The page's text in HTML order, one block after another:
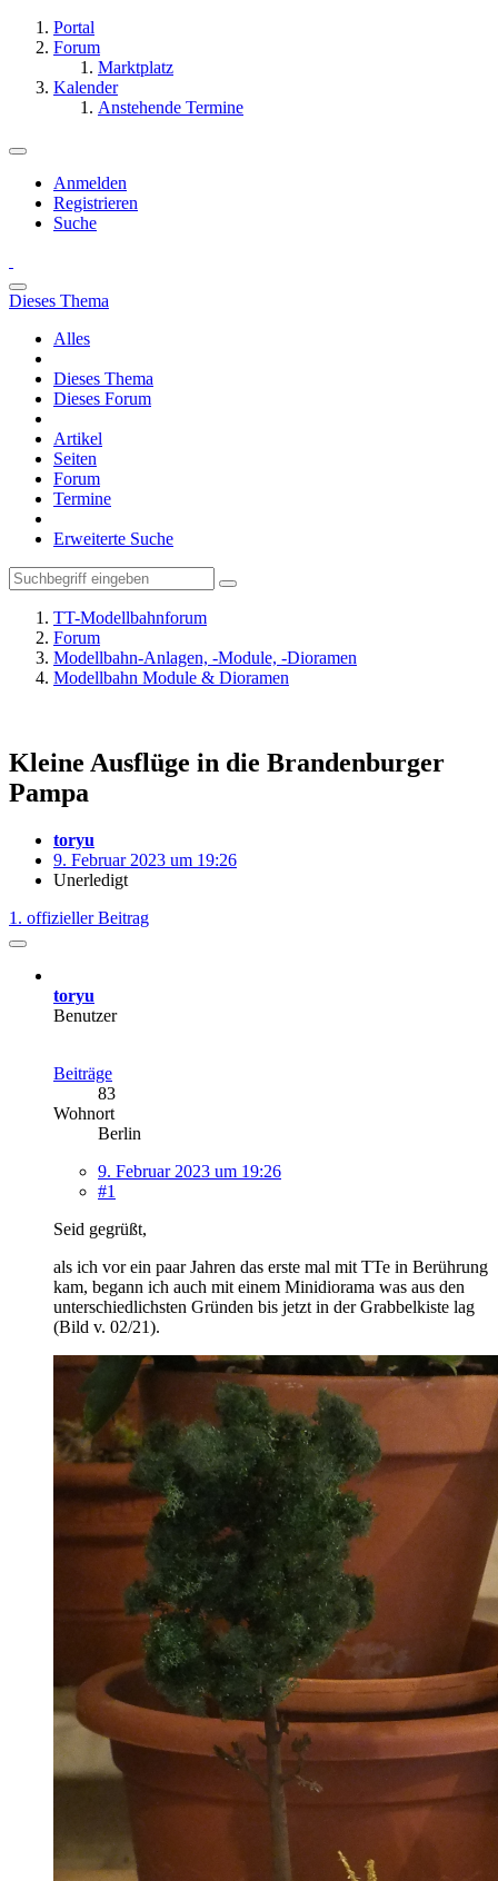
Portal
Forum
Marktplatz
Kalender
Anstehende Termine
Anmelden
Registrieren
Suche
Dieses Thema
Alles
Dieses Thema
Dieses Forum
Artikel
Seiten
Forum
Termine
Erweiterte Suche
TT-Modellbahnforum
Forum
Modellbahn-Anlagen, -Module, -Dioramen
Modellbahn Module & Dioramen
Kleine Ausflüge in die Brandenburger
Pampa
toryu
9. Februar 2023 um 19:26
Unerledigt
1. offizieller Beitrag
toryu
Benutzer
Beiträge
83
Wohnort
Berlin
9. Februar 2023 um 19:26
#1
Seid gegrüßt,
als ich vor ein paar Jahren das erste mal mit TTe in Berührung
kam, begann ich auch mit einem Minidiorama was aus den
unterschiedlichsten Gründen bis jetzt in der Grabbelkiste lag
(Bild v. 02/21).